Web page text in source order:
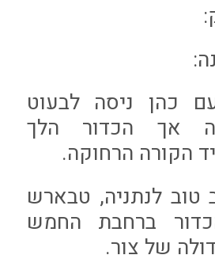
נועם כהן ניסה לבעוט
אך הכדור הלך
הקורה הרחוקה.
מצב טוב לנתניה, טבארש
ברחבת החמש
של צור.